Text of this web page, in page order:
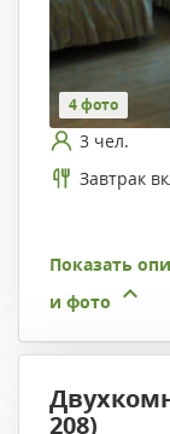
4 фото
3 чел.
Завтрак
Показать
и фото
208)